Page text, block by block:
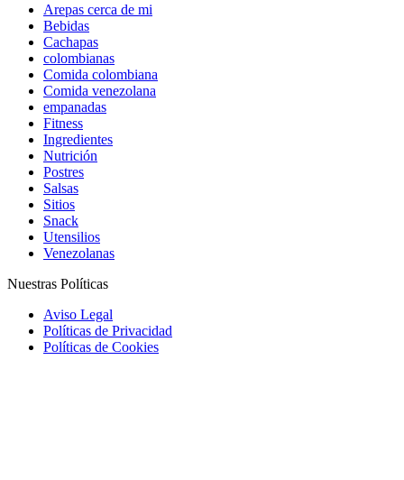
Arepas cerca de mi
Bebidas
Cachapas
colombianas
Comida colombiana
Comida venezolana
empanadas
Fitness
Ingredientes
Nutrición
Postres
Salsas
Sitios
Snack
Utensilios
Venezolanas
Nuestras Políticas
Aviso Legal
Políticas de Privacidad
Políticas de Cookies